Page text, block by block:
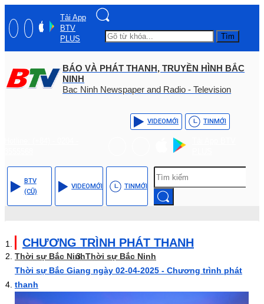
Tải App
BTV
PLUS
Tìm
BÁO VÀ PHÁT THANH, TRUYỀN HÌNH BẮC
NINH
Bac Ninh Newspaper and Radio - Television
VIDEOMỚI TINMỚI
BTV
(CŨ)
VIDEOMỚI TINMỚI
CHƯƠNG TRÌNH PHÁT THANH
Thời sự Bắc NinhThời sự Bắc Ninh
Thời sự Bắc Giang ngày 02-04-2025 - Chương trình phát
thanh